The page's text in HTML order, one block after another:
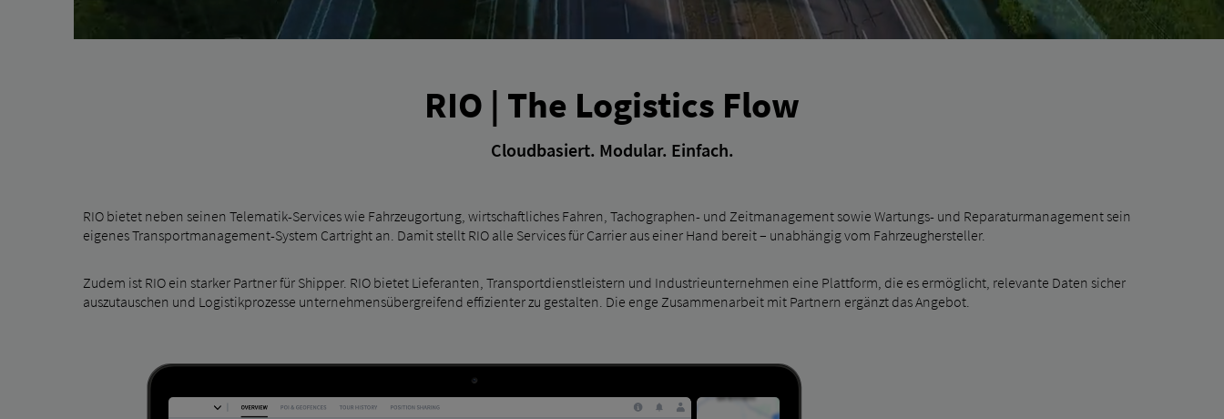
RIO | The Logistics Flow
Cloudbasiert. Modular. Einfach.
RIO bietet neben seinen Telematik-Services wie Fahrzeugortung, wirtschaftliches Fahren, Tachographen- und Zeitmanagement sowie Wartungs- und Reparaturmanagement sein
eigenes Transportmanagement-System Cartright an. Damit stellt RIO alle Services für Carrier aus einer Hand bereit – unabhängig vom Fahrzeughersteller.
Zudem ist RIO ein starker Partner für Shipper. RIO bietet Lieferanten, Transportdienstleistern und Industrieunternehmen eine Plattform, die es ermöglicht, relevante Daten sicher
auszutauschen und Logistikprozesse unternehmensübergreifend effizienter zu gestalten. Die enge Zusammenarbeit mit Partnern ergänzt das Angebot.